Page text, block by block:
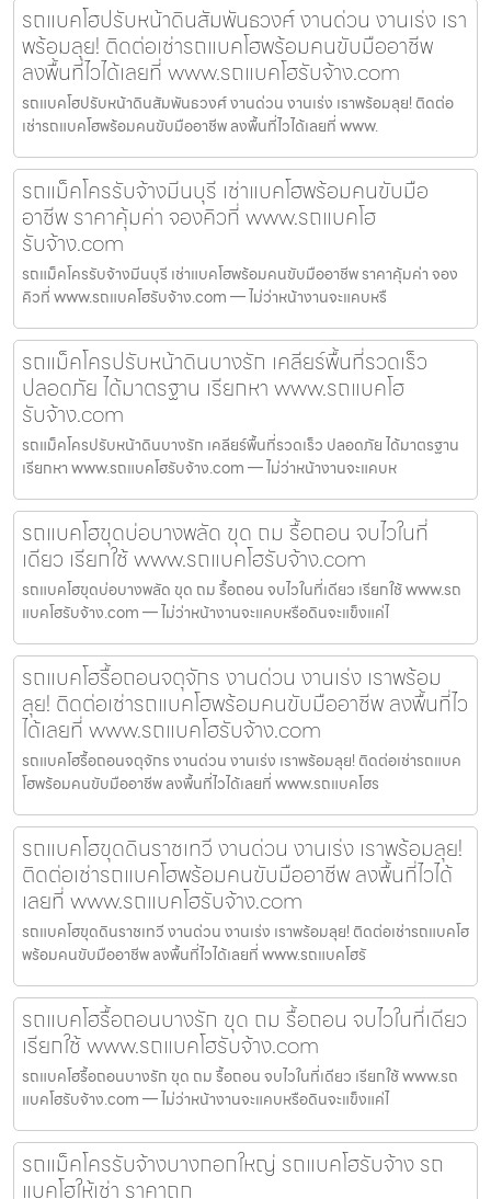
รถแบคโฮปรับหน้าดินสัมพันธวงศ์ งานด่วน งานเร่ง เรา
พร้อมลุย! ติดต่อเช่ารถแบคโฮพร้อมคนขับมืออาชีพ
ลงพื้นที่ไวได้เลยที่ www.รถแบคโฮรับจ้าง.com
รถแบคโฮปรับหน้าดินสัมพันธวงศ์ งานด่วน งานเร่ง เราพร้อมลุย! ติดต่อ
เช่ารถแบคโฮพร้อมคนขับมืออาชีพ ลงพื้นที่ไวได้เลยที่ www.
รถแม็คโครรับจ้างมีนบุรี เช่าแบคโฮพร้อมคนขับมือ
อาชีพ ราคาคุ้มค่า จองคิวที่ www.รถแบคโฮ
รับจ้าง.com
รถแม็คโครรับจ้างมีนบุรี เช่าแบคโฮพร้อมคนขับมืออาชีพ ราคาคุ้มค่า จอง
คิวที่ www.รถแบคโฮรับจ้าง.com — ไม่ว่าหน้างานจะแคบหรื
รถแม็คโครปรับหน้าดินบางรัก เคลียร์พื้นที่รวดเร็ว
ปลอดภัย ได้มาตรฐาน เรียกหา www.รถแบคโฮ
รับจ้าง.com
รถแม็คโครปรับหน้าดินบางรัก เคลียร์พื้นที่รวดเร็ว ปลอดภัย ได้มาตรฐาน
เรียกหา www.รถแบคโฮรับจ้าง.com — ไม่ว่าหน้างานจะแคบห
รถแบคโฮขุดบ่อบางพลัด ขุด ถม รื้อถอน จบไวในที่
เดียว เรียกใช้ www.รถแบคโฮรับจ้าง.com
รถแบคโฮขุดบ่อบางพลัด ขุด ถม รื้อถอน จบไวในที่เดียว เรียกใช้ www.รถ
แบคโฮรับจ้าง.com — ไม่ว่าหน้างานจะแคบหรือดินจะแข็งแค่ไ
รถแบคโฮรื้อถอนจตุจักร งานด่วน งานเร่ง เราพร้อม
ลุย! ติดต่อเช่ารถแบคโฮพร้อมคนขับมืออาชีพ ลงพื้นที่ไว
ได้เลยที่ www.รถแบคโฮรับจ้าง.com
รถแบคโฮรื้อถอนจตุจักร งานด่วน งานเร่ง เราพร้อมลุย! ติดต่อเช่ารถแบค
โฮพร้อมคนขับมืออาชีพ ลงพื้นที่ไวได้เลยที่ www.รถแบคโฮร
รถแบคโฮขุดดินราชเทวี งานด่วน งานเร่ง เราพร้อมลุย!
ติดต่อเช่ารถแบคโฮพร้อมคนขับมืออาชีพ ลงพื้นที่ไวได้
เลยที่ www.รถแบคโฮรับจ้าง.com
รถแบคโฮขุดดินราชเทวี งานด่วน งานเร่ง เราพร้อมลุย! ติดต่อเช่ารถแบคโฮ
พร้อมคนขับมืออาชีพ ลงพื้นที่ไวได้เลยที่ www.รถแบคโฮรั
รถแบคโฮรื้อถอนบางรัก ขุด ถม รื้อถอน จบไวในที่เดียว
เรียกใช้ www.รถแบคโฮรับจ้าง.com
รถแบคโฮรื้อถอนบางรัก ขุด ถม รื้อถอน จบไวในที่เดียว เรียกใช้ www.รถ
แบคโฮรับจ้าง.com — ไม่ว่าหน้างานจะแคบหรือดินจะแข็งแค่ไ
รถแม็คโครรับจ้างบางกอกใหญ่ รถแบคโฮรับจ้าง รถ
แบคโฮให้เช่า ราคาถูก